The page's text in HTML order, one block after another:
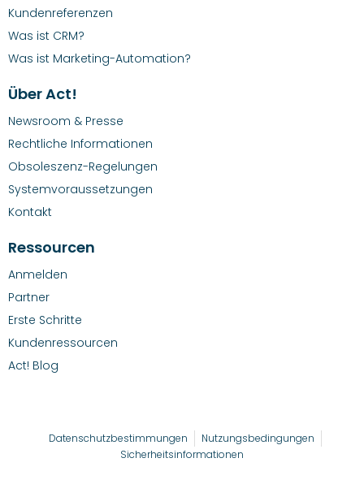
Kundenreferenzen
Was ist CRM?
Was ist Marketing-Automation?
Über Act!
Newsroom & Presse
Rechtliche Informationen
Obsoleszenz-Regelungen
Systemvoraussetzungen
Kontakt
Ressourcen
Anmelden
Partner
Erste Schritte
Kundenressourcen
Act! Blog
Datenschutzbestimmungen
Nutzungsbedingungen
Sicherheitsinformationen